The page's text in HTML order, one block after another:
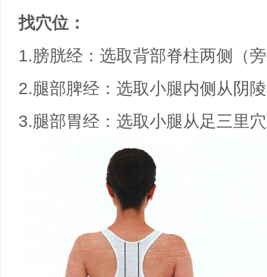
找穴位：
1.膀胱经：选取背部脊柱两侧（
2.腿部脾经：选取小腿内侧从阴
3.腿部胃经：选取小腿从足三里